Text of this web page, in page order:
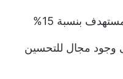
بنسبة 15%
وجود مجال للتحسين